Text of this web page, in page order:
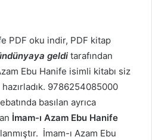
PDF oku indir, PDF kitap
geldi tarafından
Ebu Hanife isimli kitabı siz
9786254085000
basılan ayrıca
İmam-ı Azam Ebu Hanife
İmam-ı Azam Ebu